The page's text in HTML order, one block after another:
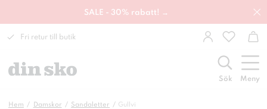
SALE - 30% rabatt! →
Fri retur till butik
Sök Meny
Hem Damskor Sandaletter Gullvi